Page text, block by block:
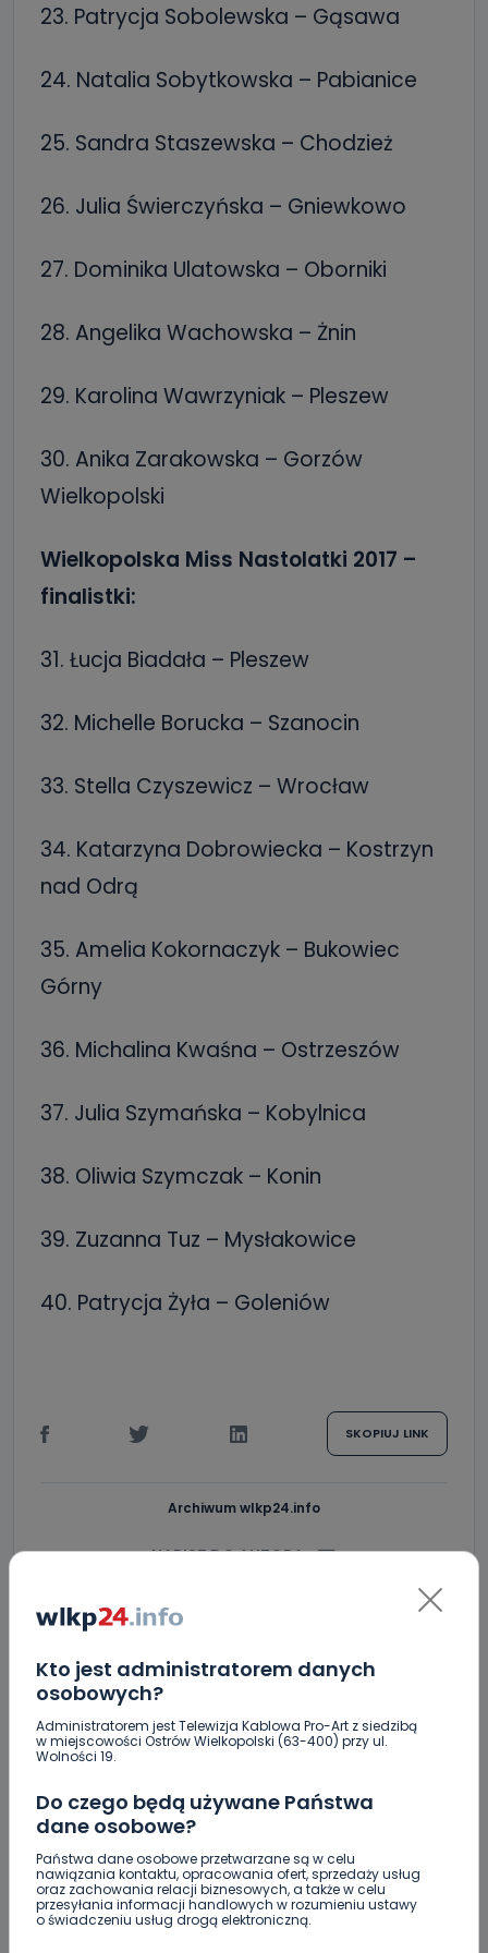
Kto jest administratorem danych
osobowych?
Administratorem jest Telewizja Kablowa Pro-Art z siedzibą
w miejscowości Ostrów Wielkopolski (63-400) przy ul.
Wolności 19.
Do czego będą używane Państwa
dane osobowe?
Państwa dane osobowe przetwarzane są w celu
nawiązania kontaktu, opracowania ofert, sprzedaży usług
oraz zachowania relacji biznesowych, a także w celu
przesyłania informacji handlowych w rozumieniu ustawy
o świadczeniu usług drogą elektroniczną.
23. Patrycja Sobolewska – Gąsawa
24. Natalia Sobytkowska – Pabianice
25. Sandra Staszewska – Chodzież
26. Julia Świerczyńska – Gniewkowo
27. Dominika Ulatowska – Oborniki
28. Angelika Wachowska – Żnin
29. Karolina Wawrzyniak – Pleszew
30. Anika Zarakowska – Gorzów
Wielkopolski
Wielkopolska Miss Nastolatki 2017 –
finalistki:
31. Łucja Biadała – Pleszew
32. Michelle Borucka – Szanocin
33. Stella Czyszewicz – Wrocław
34. Katarzyna Dobrowiecka – Kostrzyn
nad Odrą
35. Amelia Kokornaczyk – Bukowiec
Górny
36. Michalina Kwaśna – Ostrzeszów
37. Julia Szymańska – Kobylnica
38. Oliwia Szymczak – Konin
39. Zuzanna Tuz – Mysłakowice
40. Patrycja Żyła – Goleniów
SKOPIUJ LINK
Archiwum wlkp24.info
NAPISZ DO AUTORA